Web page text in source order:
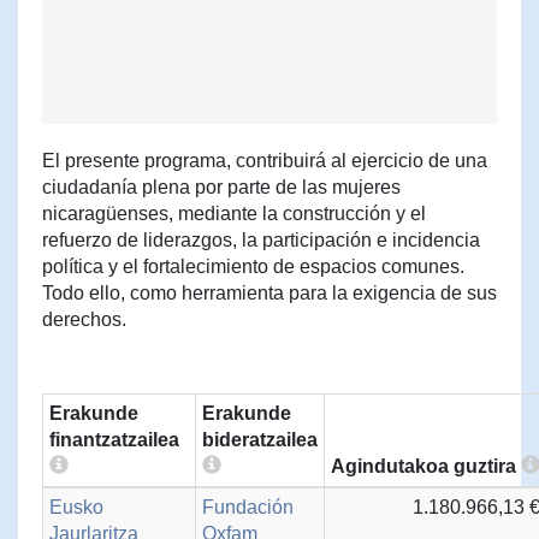
El presente programa, contribuirá al ejercicio de una
ciudadanía plena por parte de las mujeres
nicaragüenses, mediante la construcción y el
refuerzo de liderazgos, la participación e incidencia
política y el fortalecimiento de espacios comunes.
Todo ello, como herramienta para la exigencia de sus
derechos.
Erakunde
finantzatzailea
Erakunde
bideratzailea
Agindutakoa guztira
Eusko
Jaurlaritza
Fundación
Oxfam
1.180.966,13 €